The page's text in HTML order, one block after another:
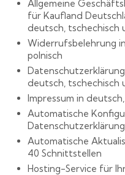
Allgemeine
für Kaufland
deutsch, tschechisch
Widerrufsbelehrung
polnisch
deutsch, tschechisch
Impressum in
Automatische
Automatische
40 Schnittstellen
Hosting-Service für